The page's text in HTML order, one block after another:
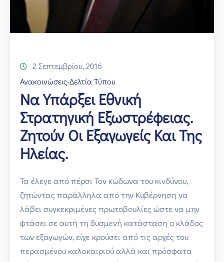
2 Σεπτεμβρίου, 2016
Ανακοινώσεις-Δελτία Τύπου
Να Υπάρξει Εθνική
Στρατηγική Εξωστρέφειας.
Ζητούν Οι Εξαγωγείς Και Της
Ηλείας.
Τα έλεγε από πέρσι Τον κώδωνα του κινδύνου,
ζητώντας παράλληλα από την Κυβέρνηση να
λάβει συγκεκριμένες πρωτοβουλίες ώστε να μην
φτάσει σε αυτή τη δυσμενή κατάσταση ο κλάδος
των εξαγωγών, είχε κρούσει από τις αρχές του
περασμένου καλοκαιριού αλλά και πρόσφατα